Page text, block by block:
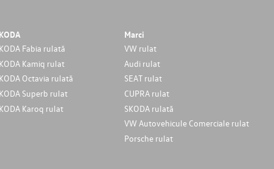
Fabia rulată
Kamiq rulat
Octavia rulată
Superb rulat
Karoq rulat
Marci
VW rulat
Audi rulat
SEAT rulat
CUPRA rulat
SKODA rulată
VW Autovehicule Comerciale rulat
Porsche rulat